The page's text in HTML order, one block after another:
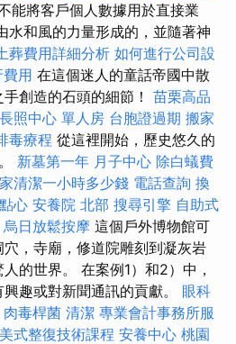
能將客戶個人數據用於直接業
水和風的力量形成的，並隨著神
葬費用詳細分析 如何進行公司設
用 在這個迷人的童話帝國中散
創造的石頭的細節！ 苗栗高品
長照中心 單人房 台胞證過期 搬家
毒療程 從這裡開始，歷史悠久的
新墓第一年 月子中心 除白蟻費
清潔一小時多少錢 電話查詢 換
心 安養院 北部 搜尋引擎 自助式
烏日放鬆按摩 這個戶外博物館可
，寺廟，修道院雕刻到凝灰岩
的世界。 在案例1）和2）中，
趣或對新聞通訊的貢獻。 眼科
肉毒桿菌 清潔 專業會計事務所服
美式整復技術課程 安養中心 桃園